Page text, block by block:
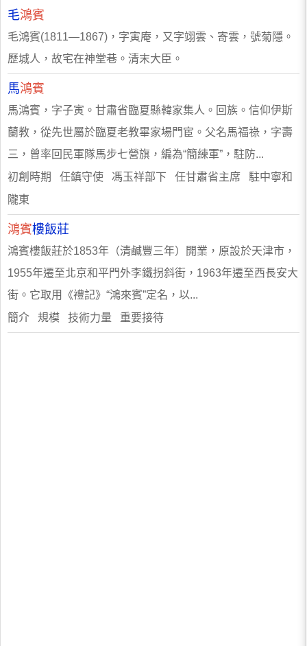
毛鴻賓
毛鴻賓(1811—1867)，字寅庵，又字翊雲、寄雲，號菊隱。
歷城人，故宅在神堂巷。清末大臣。
馬鴻賓
馬鴻賓，字子寅。甘肅省臨夏縣韓家集人。回族。信仰伊斯
蘭教，從先世屬於臨夏老教畢家場門宦。父名馬福祿，字壽
三，曾率回民軍隊馬步七營旗，編為“簡練軍”，駐防...
初創時期 任鎮守使 馮玉祥部下 任甘肅省主席 駐中寧和
隴東
鴻賓樓飯莊
鴻賓樓飯莊於1853年（清鹹豐三年）開業，原設於天津市，
1955年遷至北京和平門外李鐵拐斜街，1963年遷至西長安大
街。它取用《禮記》“鴻來賓”定名，以...
簡介 規模 技術力量 重要接待